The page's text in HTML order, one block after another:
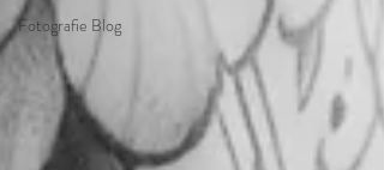
Fotografie Blog